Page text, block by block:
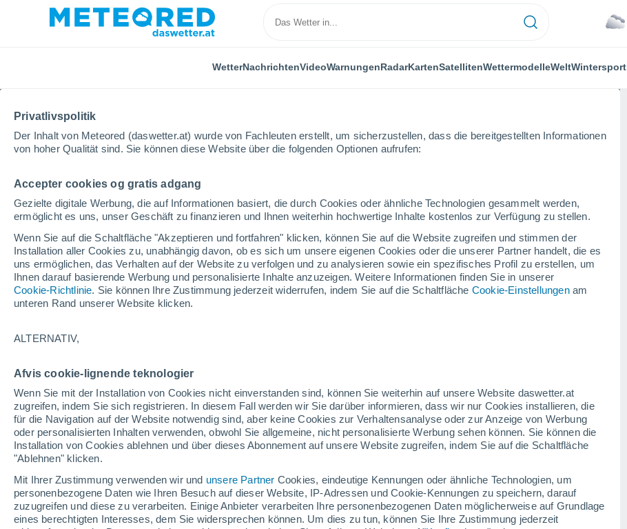
Privatlivspolitik
Der Inhalt von Meteored (daswetter.at) wurde von Fachleuten erstellt, um sicherzustellen, dass die bereitgestellten Informationen
von hoher Qualität sind. Sie können diese Website über die folgenden Optionen aufrufen:
Accepter cookies og gratis adgang
Gezielte digitale Werbung, die auf Informationen basiert, die durch Cookies oder ähnliche Technologien gesammelt werden,
ermöglicht es uns, unser Geschäft zu finanzieren und Ihnen weiterhin hochwertige Inhalte kostenlos zur Verfügung zu stellen.
Wenn Sie auf die Schaltfläche "Akzeptieren und fortfahren" klicken, können Sie auf die Website zugreifen und stimmen der
Installation aller Cookies zu, unabhängig davon, ob es sich um unsere eigenen Cookies oder die unserer Partner handelt, die es
uns ermöglichen, das Verhalten auf der Website zu verfolgen und zu analysieren sowie ein spezifisches Profil zu erstellen, um
Ihnen darauf basierende Werbung und personalisierte Inhalte anzuzeigen. Weitere Informationen finden Sie in unserer
Cookie-Richtlinie. Sie können Ihre Zustimmung jederzeit widerrufen, indem Sie auf die Schaltfläche Cookie-Einstellungenam
unteren Rand unserer Website klicken.
ALTERNATIV,
Afvis cookie-lignende teknologier
Wenn Sie mit der Installation von Cookies nicht einverstanden sind, können Sie weiterhin auf unsere Website daswetter.at
zugreifen, indem Sie sich registrieren. In diesem Fall werden wir Sie darüber informieren, dass wir nur Cookies installieren, die
für die Navigation auf der Website notwendig sind, aber keine Cookies zur Verhaltensanalyse oder zur Anzeige von Werbung
oder personalisierten Inhalten verwenden, obwohl Sie allgemeine, nicht personalisierte Werbung sehen können. Sie können die
Installation von Cookies ablehnen und über dieses Abonnement auf unsere Website zugreifen, indem Sie auf die Schaltfläche
"Ablehnen" klicken.
Mit Ihrer Zustimmung verwenden wir und unsere Partner Cookies, eindeutige Kennungen oder ähnliche Technologien, um
personenbezogene Daten wie Ihren Besuch auf dieser Website, IP-Adressen und Cookie-Kennungen zu speichern, darauf
zuzugreifen und diese zu verarbeiten. Einige Anbieter verarbeiten Ihre personenbezogenen Daten möglicherweise auf Grundlage
eines berechtigten Interesses, dem Sie widersprechen können. Um dies zu tun, können Sie Ihre Zustimmung jederzeit
WetterNachrichtenVideoWarnungenRadarKartenSatellitenWettermodelleWeltWintersport
Home Costa Rica Guanacaste
Wetter für Guanacaste
Heute, 7. August Tageswetter Symbole
27°
Potrero Tilaran
35°
25°
Liberia